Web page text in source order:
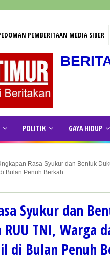
PEMBERITAAN MEDIA SIBER
POLITIK GAYA HIDUP
Rasa Syukur dan Bentuk
Bulan Penuh Berkah
Syukur dan
TNI, Warga
di Bulan Penuh